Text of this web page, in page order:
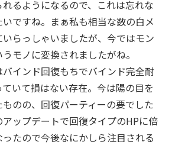
れるようになるので、これは忘れな
ですね。まぁ私も相当な数の白メ
らっしゃいましたが、今ではモン
モノに変換されましたがね。
インド回復もちでバインド完全耐
いて損はない存在。今は陽の目を
のの、回復パーティーの要でした
ップデートで回復タイプのHPに倍
たので今後なにかしら注目される